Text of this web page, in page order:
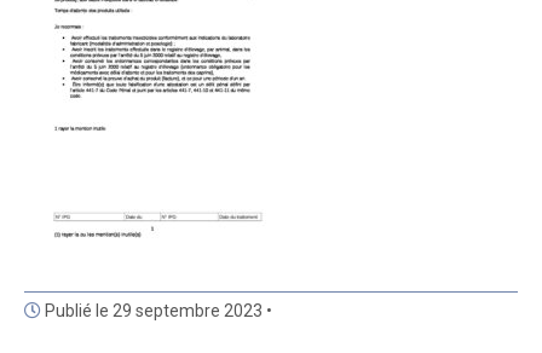
Publié le 29 septembre 2023 •